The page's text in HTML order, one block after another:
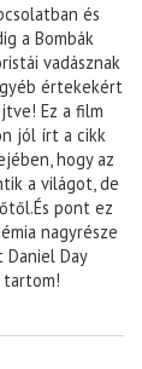
és
a Bombák
vadásznak
értekekért
Ez a film
jól írt a cikk
hogy az
a világot, de
pont ez
nagyrésze
Day
tartom!